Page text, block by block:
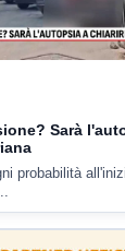
Sarà
probabilità